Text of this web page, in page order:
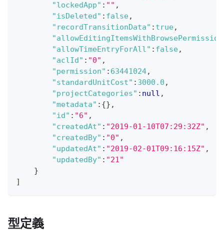
"lockedApp" : "" ,
"isDeleted" : false,
"recordTransitionData" : true,
"allowTimeEntryForAll" : false,
"aclId" : "0" ,
"permission" : 63441024,
"standardUnitCost" : 3000.0 ,
"projectCategories" : null ,
"metadata" : {} ,
"id" : "6" ,
"createdAt" : "2019-01-10T07:29:32Z" ,
"createdBy" : "0" ,
"updatedAt" : "2019-02-01T09:16:15Z" ,
"updatedBy" : "21"
}
]
型定義